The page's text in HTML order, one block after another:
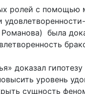
ролей с помощью
была
доказал
уровень
сущность